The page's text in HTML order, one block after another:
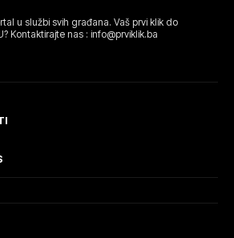
u službi svih građana. Vaš prvi klik do
Kontaktirajte nas : info@prviklik.ba